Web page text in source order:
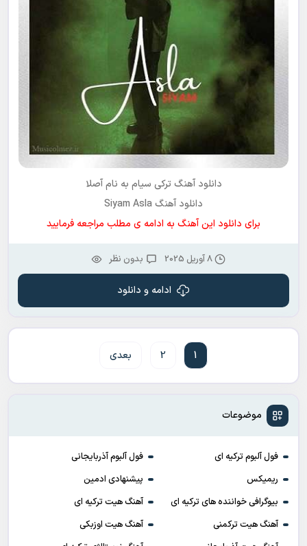
موضوعات
فول آلبوم ترکیه ای
فول آلبوم آذربایجانی
ریمیکس
پیشنهادی ادمین
بیوگرافی خواننده های ترکیه ای
آهنگ هیت ترکیه ای
آهنگ هیت ترکمنی
آهنگ هیت اوزبکی
دانلود آهنگ ترکی سیام به نامآصلا
دانلود آهنگ Siyam Asla
برای دانلود این آهنگ به ادامه ی مطلب مراجعه فرمایید
8 آوریل 2025 بدون نظر
ادامه و دانلود
1
2 بعدی